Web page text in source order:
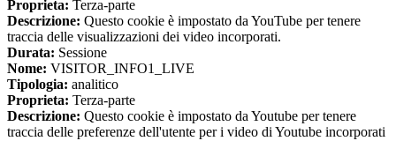
Proprieta: Terza-parte
Descrizione: Questo cookie è impostato da YouTube per tenere
traccia delle visualizzazioni dei video incorporati.
Durata: Sessione
Nome: VISITOR_INFO1_LIVE
Tipologia: analitico
Proprieta: Terza-parte
Descrizione: Questo cookie è impostato da Youtube per tenere
traccia delle preferenze dell'utente per i video di Youtube incorporati